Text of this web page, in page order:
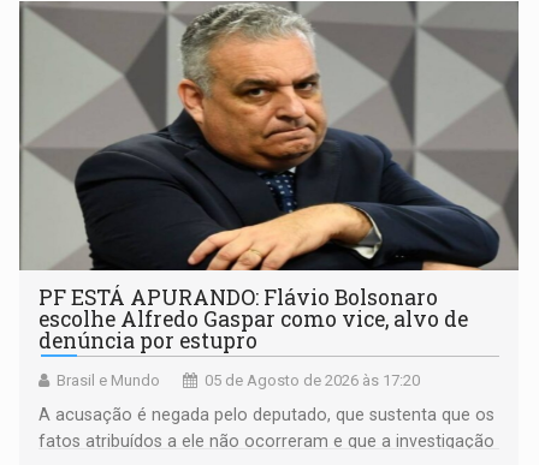
PF ESTÁ APURANDO: Flávio Bolsonaro
escolhe Alfredo Gaspar como vice, alvo de
denúncia por estupro
Brasil e Mundo 05 de Agosto de 2026 às 17:20
A acusação é negada pelo deputado, que sustenta que os
fatos atribuídos a ele não ocorreram e que a investigação